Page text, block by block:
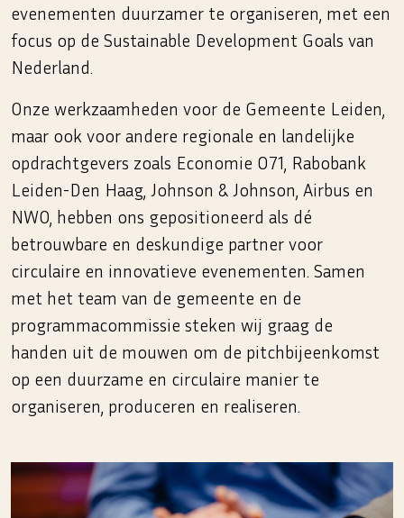
evenementen duurzamer te organiseren, met een
focus op de Sustainable Development Goals van
Nederland.
Onze werkzaamheden voor de Gemeente Leiden,
maar ook voor andere regionale en landelijke
opdrachtgevers zoals Economie 071, Rabobank
Leiden-Den Haag, Johnson & Johnson, Airbus en
NWO, hebben ons gepositioneerd als dé
betrouwbare en deskundige partner voor
circulaire en innovatieve evenementen. Samen
met het team van de gemeente en de
programmacommissie steken wij graag de
handen uit de mouwen om de pitchbijeenkomst
op een duurzame en circulaire manier te
organiseren, produceren en realiseren.